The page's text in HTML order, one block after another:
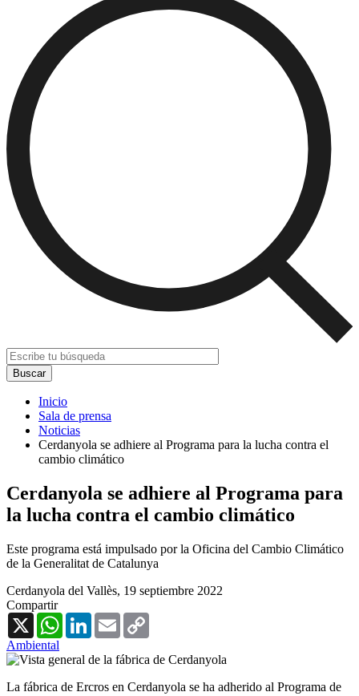
Inicio
Sala de prensa
Noticias
Cerdanyola se adhiere al Programa para la lucha contra el
cambio climático
Cerdanyola se adhiere al Programa para
la lucha contra el cambio climático
Este programa está impulsado por la Oficina del Cambio Climático
de la Generalitat de Catalunya
Cerdanyola del Vallès, 19 septiembre 2022
Compartir
X
WhatsAppLinkedInEmail
Ambiental
La fábrica de Ercros en Cerdanyola se ha adherido al Programa de